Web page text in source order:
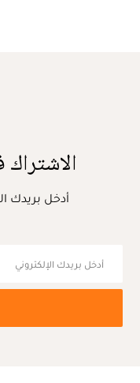
الاشتراك
أدخل بريدك